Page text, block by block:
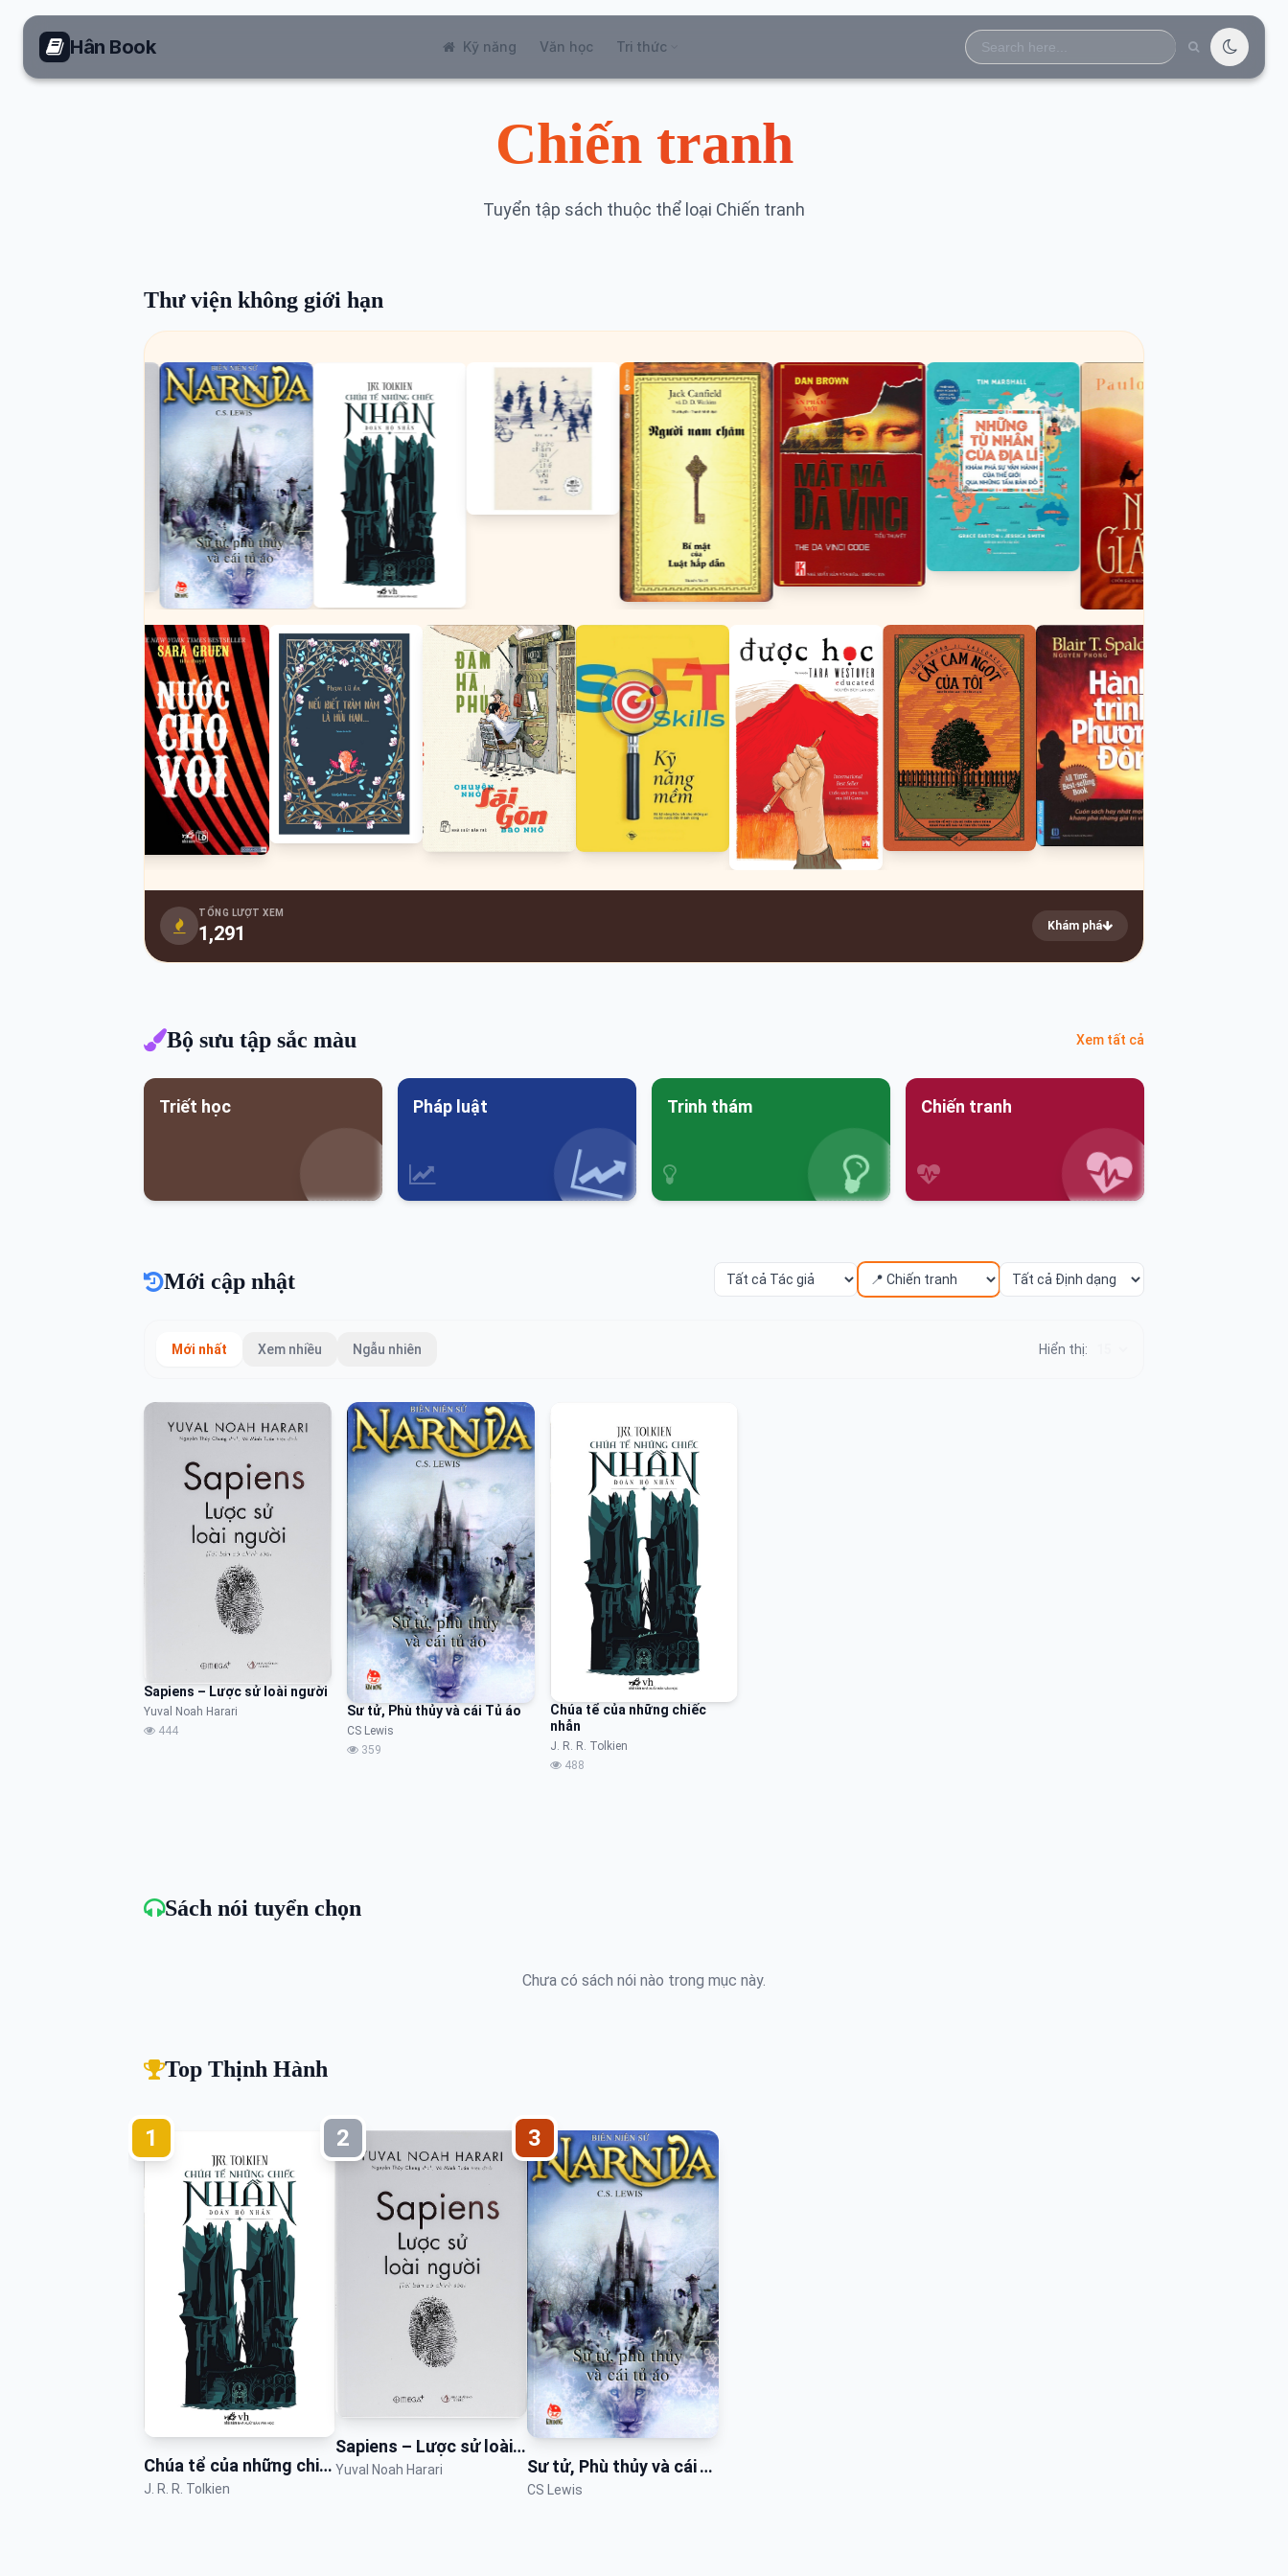
Hân Book Kỹ năng Văn học Tri thức
Search
for:
Chiến tranh
Tuyển tập sách thuộc thể loại Chiến tranh
Thư viện không giới hạn
TỔNG LƯỢT XEM
1,291 Khám phá
Bộ sưu tập sắc màu Xem tất cả
Triết học Pháp luật Trinh thám Chiến tranh
Mới cập nhật
Mới nhất Xem nhiều Ngẫu nhiên Hiển thị:
Sapiens – Lược sử loài người
Yuval Noah Harari
444
Sư tử, Phù thủy và cái Tủ áo
CS Lewis
359
Chúa tể của những chiếc
nhẫn
J. R. R. Tolkien
488
Sách nói tuyển chọn
Chưa có sách nói nào trong mục này.
Top Thịnh Hành
1
Chúa tể của những chiếc nhẫn
J. R. R. Tolkien
2
Sapiens – Lược sử loài người
Yuval Noah Harari
3
Sư tử, Phù thủy và cái Tủ áo
CS Lewis